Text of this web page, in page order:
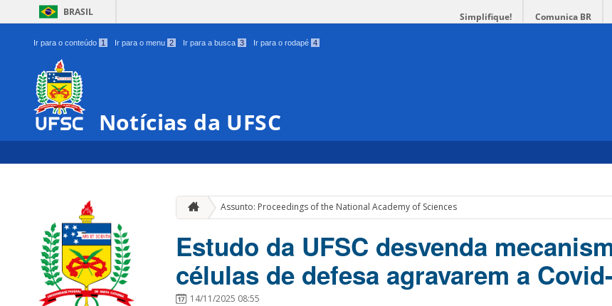
BRASIL Simplifique! Comunica BR
Ir para o conteúdo 1 Ir para o menu 2 Ir para a busca 3 Ir para o rodapé 4
Notícias da UFSC
Assunto: Proceedings of the National Academy of Sciences
Estudo da UFSC desvenda
células de defesa agravarem a
14/11/2025 08:55